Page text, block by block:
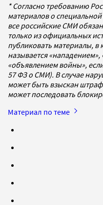
* Согласно требованию
материалов о
все российские СМИ
только из официальных
публиковать материалы,
называется
«объявлением войны»,
57 ФЗ о СМИ). В случае
может быть взыскан
может последовать
Материал по теме